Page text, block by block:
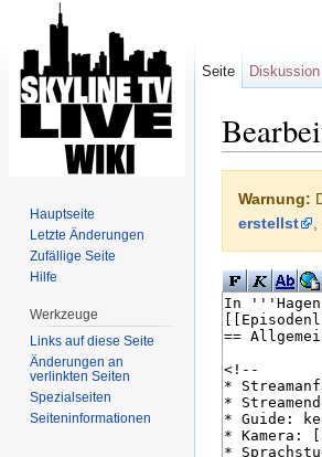
Warnung:
erstellst
,
Seite Diskussion
Hauptseite
Letzte Änderungen
Zufällige Seite
Hilfe
Werkzeuge
Links auf diese Seite
Änderungen an
verlinkten Seiten
Spezialseiten
Seiten­informationen